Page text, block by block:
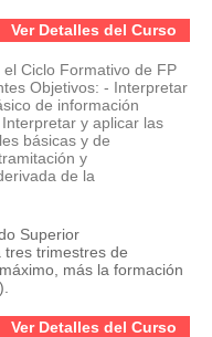
Ver Detalles del Curso
Ciclo Formativo de FP
Objetivos: - Interpretar
de información
y aplicar las
básicas y de
y
de la
Superior
trimestres de
más la formación
Ver Detalles del Curso